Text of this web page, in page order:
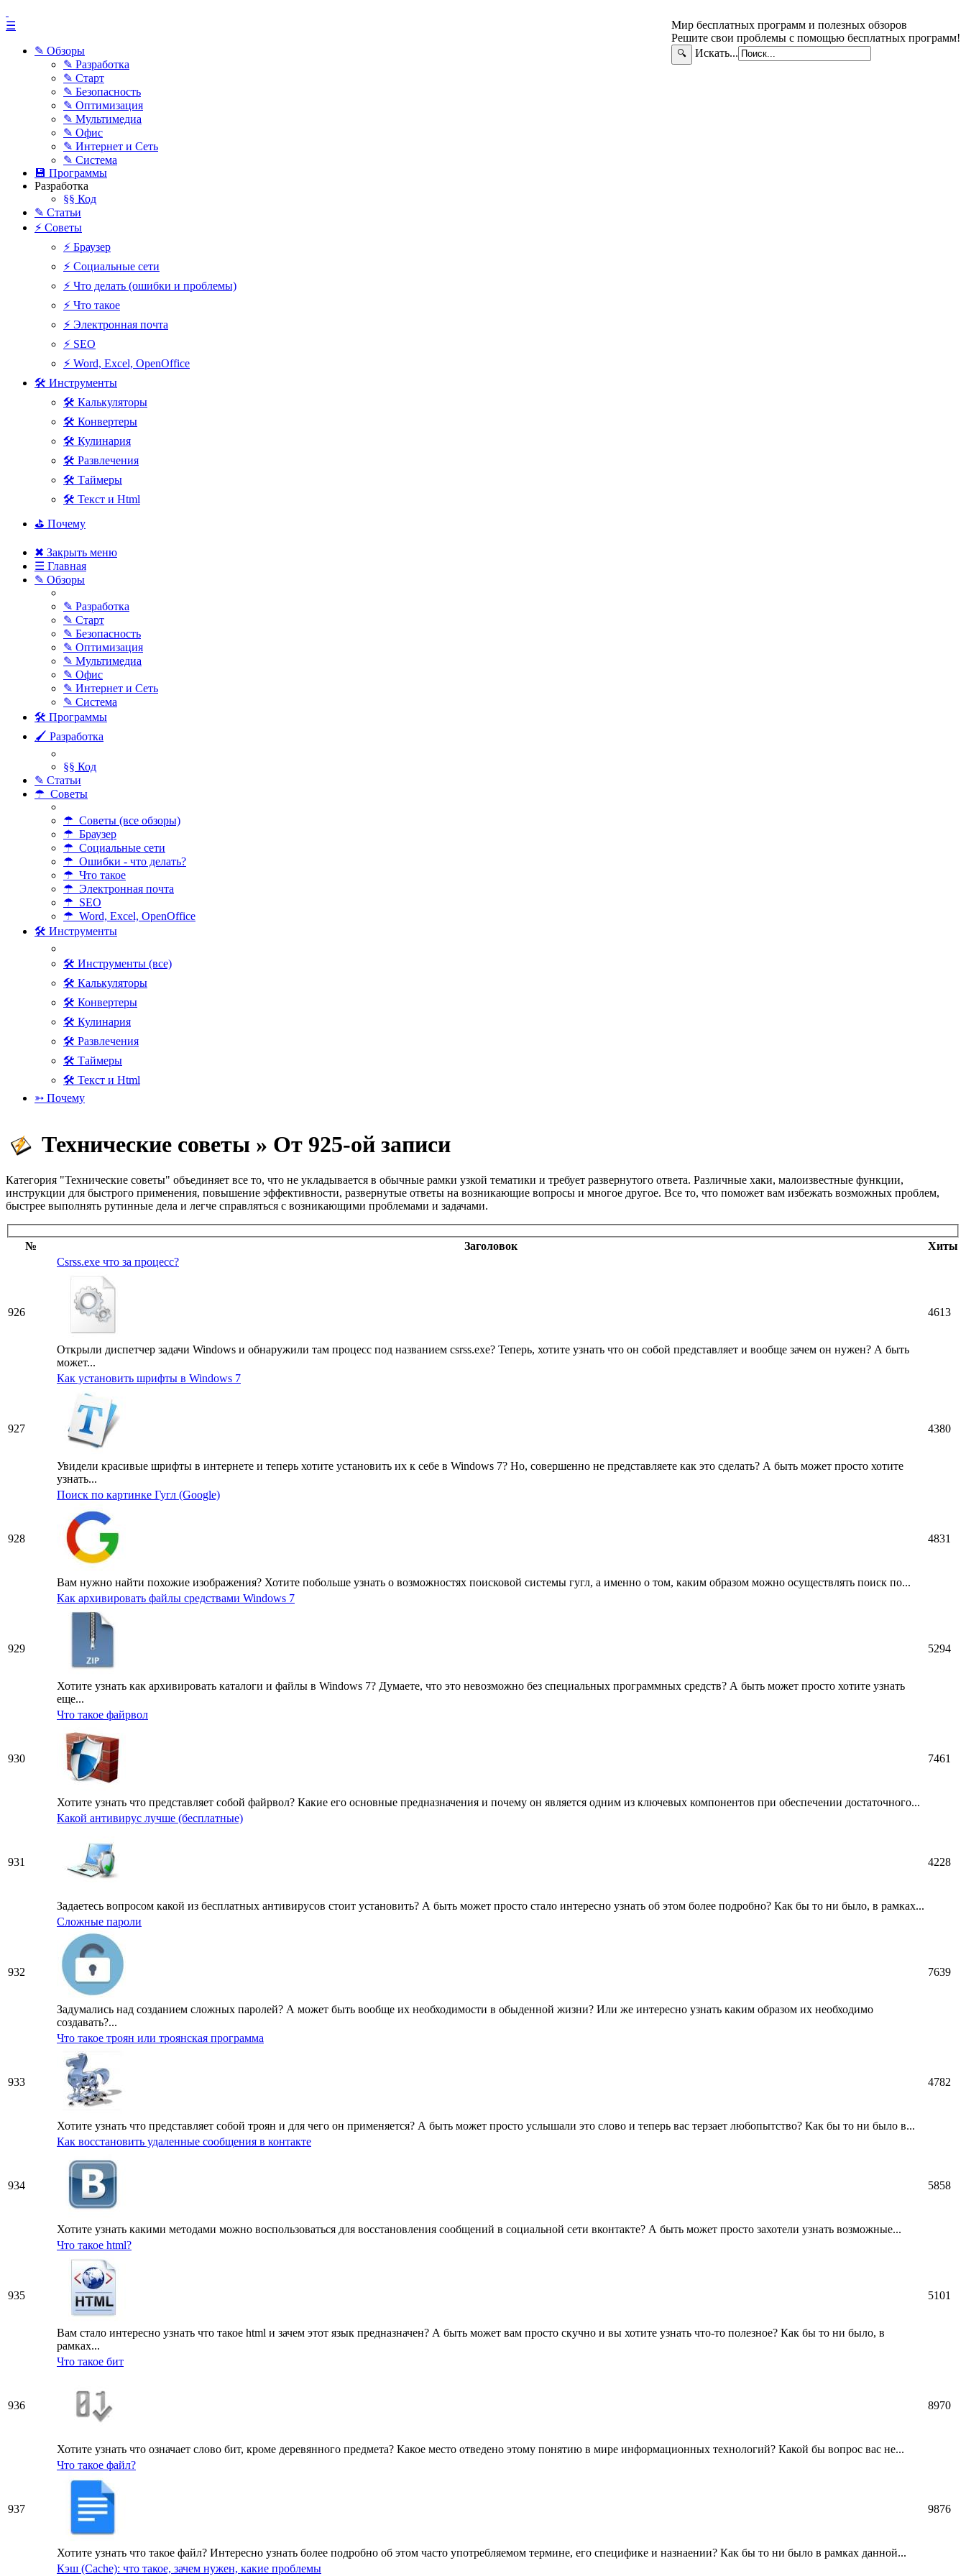
Мир бесплатных программ и полезных обзоров
Решите свои проблемы с помощью бесплатных программ!
🔍 Искать...
☰
✎ Обзоры
✎ Разработка
✎ Старт
✎ Безопасность
✎ Оптимизация
✎ Мультимедиа
✎ Офис
✎ Интернет и Сеть
✎ Система
💾 Программы
Разработка
§§ Код
✎ Статьи
⚡ Советы
⚡ Браузер
⚡ Социальные сети
⚡ Что делать (ошибки и проблемы)
⚡ Что такое
⚡ Электронная почта
⚡ SEO
⚡ Word, Excel, OpenOffice
🛠 Инструменты
🛠 Калькуляторы
🛠 Конвертеры
🛠 Кулинария
🛠 Развлечения
🛠 Таймеры
🛠 Текст и Html
⛳ Почему
✖ Закрыть меню
☰ Главная
✎ Обзоры
✎ Разработка
✎ Старт
✎ Безопасность
✎ Оптимизация
✎ Мультимедиа
✎ Офис
✎ Интернет и Сеть
✎ Система
🛠 Программы
🖌 Разработка
§§ Код
✎ Статьи
☂ Советы
☂ Советы (все обзоры)
☂ Браузер
☂ Социальные сети
☂ Ошибки - что делать?
☂ Что такое
☂ Электронная почта
☂ SEO
☂ Word, Excel, OpenOffice
🛠 Инструменты
🛠 Инструменты (все)
🛠 Калькуляторы
🛠 Конвертеры
🛠 Кулинария
🛠 Развлечения
🛠 Таймеры
🛠 Текст и Html
➳ Почему
Технические советы » От 925-ой записи
Категория "Технические советы" объединяет все то, что не укладывается в обычные рамки узкой тематики и требует развернутого ответа. Различные хаки, малоизвестные функции,
инструкции для быстрого применения, повышение эффективности, развернутые ответы на возникающие вопросы и многое другое. Все то, что поможет вам избежать возможных проблем,
быстрее выполнять рутинные дела и легче справляться с возникающими проблемами и задачами.
№ Заголовок Хиты
926
Csrss.exe что за процесс?
Открыли диспетчер задачи Windows и обнаружили там процесс под названием csrss.exe? Теперь, хотите узнать что он собой представляет и вообще зачем он нужен? А быть
может...
4613
927
Как установить шрифты в Windows 7
Увидели красивые шрифты в интернете и теперь хотите установить их к себе в Windows 7? Но, совершенно не представляете как это сделать? А быть может просто хотите
узнать...
4380
928
Поиск по картинке Гугл (Google)
Вам нужно найти похожие изображения? Хотите побольше узнать о возможностях поисковой системы гугл, а именно о том, каким образом можно осуществлять поиск по...
4831
929
Как архивировать файлы средствами Windows 7
Хотите узнать как архивировать каталоги и файлы в Windows 7? Думаете, что это невозможно без специальных программных средств? А быть может просто хотите узнать
еще...
5294
930
Что такое файрвол
Хотите узнать что представляет собой файрвол? Какие его основные предназначения и почему он является одним из ключевых компонентов при обеспечении достаточного...
7461
931
Какой антивирус лучше (бесплатные)
Задаетесь вопросом какой из бесплатных антивирусов стоит установить? А быть может просто стало интересно узнать об этом более подробно? Как бы то ни было, в рамках...
4228
932
Сложные пароли
Задумались над созданием сложных паролей? А может быть вообще их необходимости в обыденной жизни? Или же интересно узнать каким образом их необходимо
создавать?...
7639
933
Что такое троян или троянская программа
Хотите узнать что представляет собой троян и для чего он применяется? А быть может просто услышали это слово и теперь вас терзает любопытство? Как бы то ни было в...
4782
934
Как восстановить удаленные сообщения в контакте
Хотите узнать какими методами можно воспользоваться для восстановления сообщений в социальной сети вконтакте? А быть может просто захотели узнать возможные...
5858
935
Что такое html?
Вам стало интересно узнать что такое html и зачем этот язык предназначен? А быть может вам просто скучно и вы хотите узнать что-то полезное? Как бы то ни было, в
рамках...
5101
936
Что такое бит
Хотите узнать что означает слово бит, кроме деревянного предмета? Какое место отведено этому понятию в мире информационных технологий? Какой бы вопрос вас не...
8970
937
Что такое файл?
Хотите узнать что такое файл? Интересно узнать более подробно об этом часто употребляемом термине, его специфике и назнаении? Как бы то ни было в рамках данной...
9876
Кэш (Cache): что такое, зачем нужен, какие проблемы